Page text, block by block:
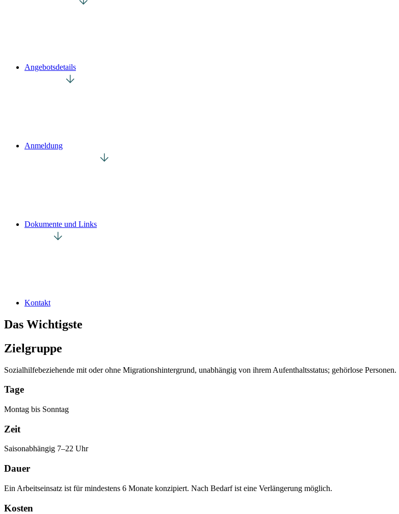
Angebotsdetails
Anmeldung
Dokumente und Links
Kontakt
Das Wichtigste
Zielgruppe
Sozialhilfebeziehende mit oder ohne Migrationshintergrund, unabhängig von ihrem Aufenthaltsstatus; gehörlose Personen.
Tage
Montag bis Sonntag
Zeit
Saisonabhängig 7–22 Uhr
Dauer
Ein Arbeitseinsatz ist für mindestens 6 Monate konzipiert. Nach Bedarf ist eine Verlängerung möglich.
Kosten